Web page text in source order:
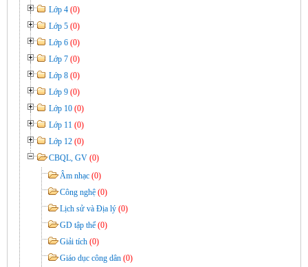
Lớp 4 (0)
Lớp 5 (0)
Lớp 6 (0)
Lớp 7 (0)
Lớp 8 (0)
Lớp 9 (0)
Lớp 10 (0)
Lớp 11 (0)
Lớp 12 (0)
CBQL, GV (0)
Âm nhạc (0)
Công nghệ (0)
Lịch sử và Địa lý (0)
GD tập thể(0)
Giải tích (0)
Giáo dục công dân (0)